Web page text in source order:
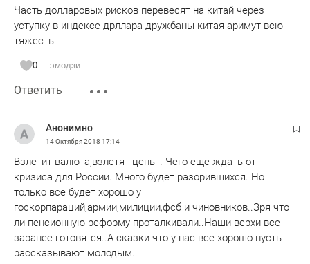
Часть долларовых рисков перевесят на китай через
уступку в индексе дрллара дружбаны китая аримут всю
тяжесть
0 эмодзи
Ответить
Анонимно
14 Октября 2018 17:14
Взлетит валюта,взлетят цены . Чего еще ждать от
кризиса для России. Много будет разорившихся. Но
только все будет хорошо у
госкорпараций,армии,милиции,фсб и чиновников..Зря что
ли пенсионную реформу проталкивали..Наши верхи все
заранее готовятся..А сказки что у нас все хорошо пусть
рассказывают молодым..